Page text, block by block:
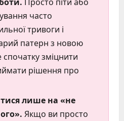
часто
тривоги і
патерн з новою
зміцнити
рішення про
лише на «не
Якщо ви просто